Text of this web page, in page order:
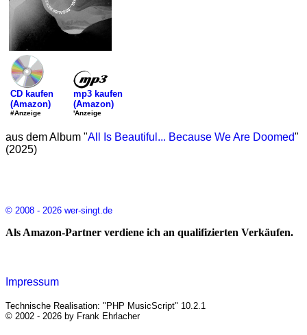
CD kaufen
(Amazon)
#Anzeige
mp3 kaufen
(Amazon)
'Anzeige
aus dem Album "All Is Beautiful... Because We Are Doomed"
(2025)
© 2008 - 2026 wer-singt.de
Als Amazon-Partner verdiene ich an qualifizierten Verkäufen.
Impressum
Technische Realisation: "PHP MusicScript" 10.2.1
© 2002 - 2026 by Frank Ehrlacher